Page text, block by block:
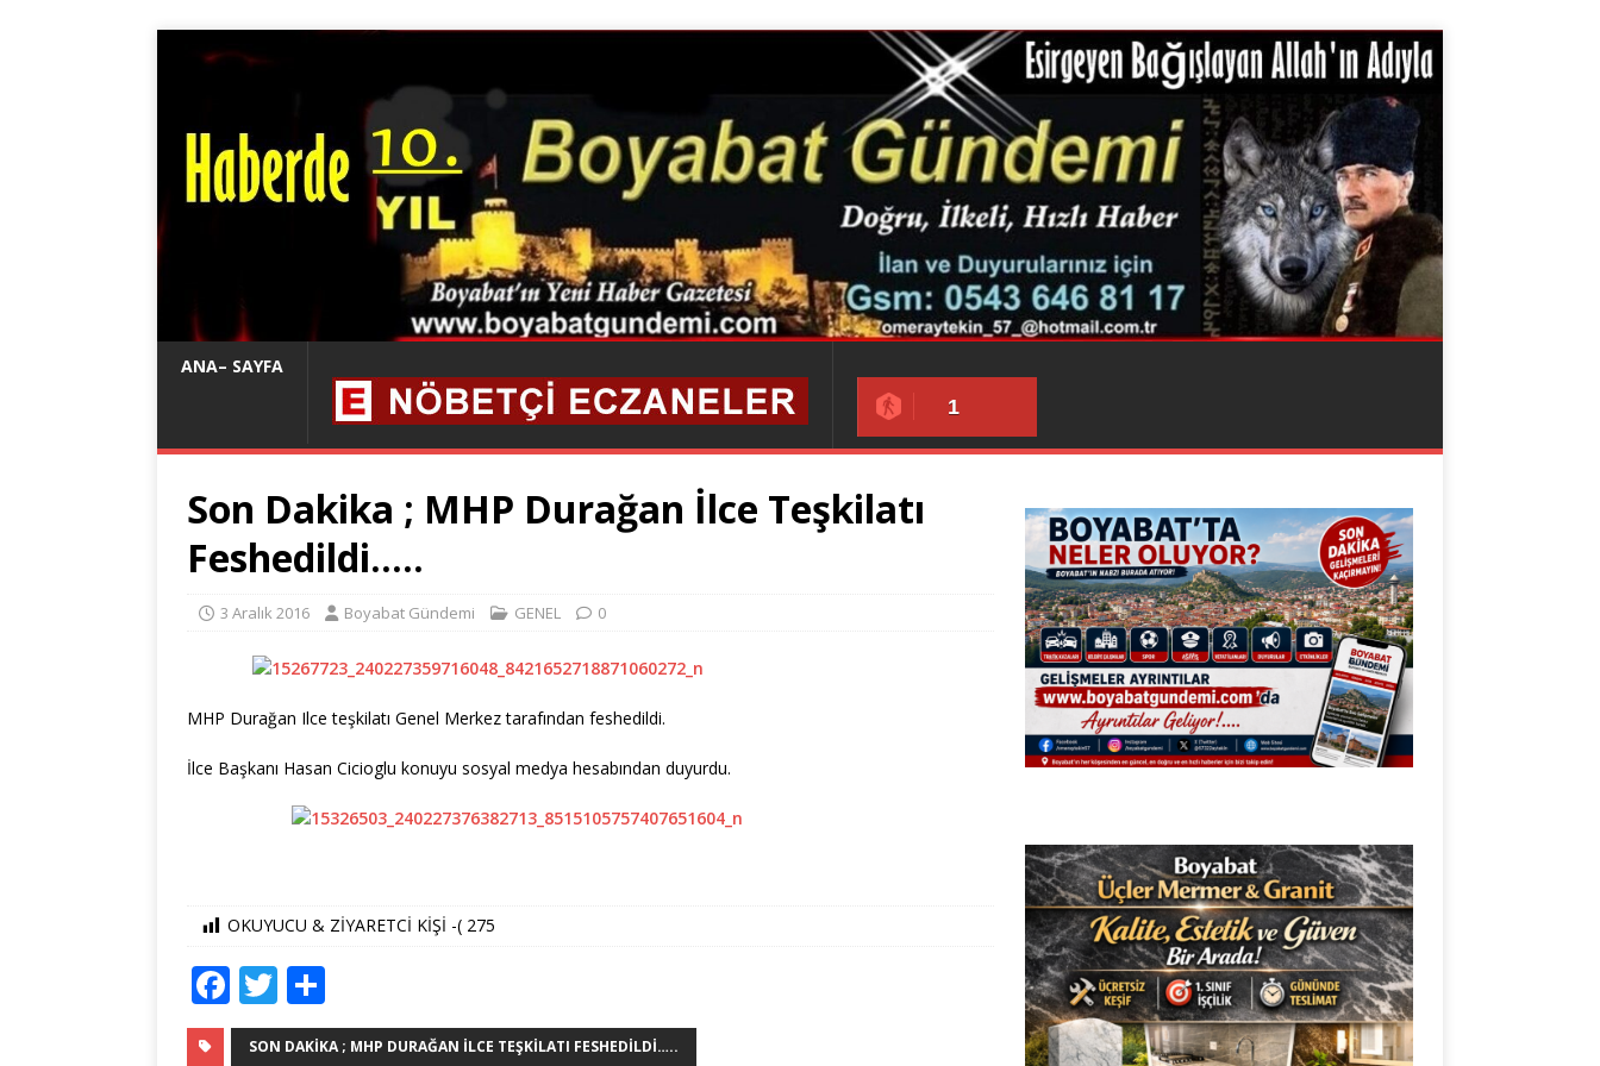
ANA– SAYFA
1
Son Dakika ; MHP Durağan İlce Teşkilatı
Feshedildi…..
3 Aralık 2016 Boyabat Gündemi GENEL 0
MHP Durağan Ilce teşkilatı Genel Merkez tarafından feshedildi.
İlce Başkanı Hasan Cicioglu konuyu sosyal medya hesabından duyurdu.
OKUYUCU & ZİYARETCİ KİŞİ -( 275
F
a
T
w h
SON DAKIKA ; MHP DURAĞAN İLCE TEŞKILATI FESHEDILDI…..